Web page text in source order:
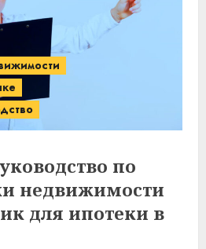
по
недвижимости
для ипотеки в